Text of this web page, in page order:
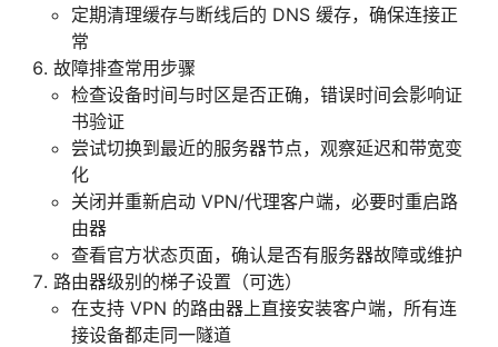
定期清理缓存与断线后的 DNS 缓存，确保连接正
常
故障排查常用步骤
检查设备时间与时区是否正确，错误时间会影响证
书验证
尝试切换到最近的服务器节点，观察延迟和带宽变
化
关闭并重新启动 VPN/代理客户端，必要时重启路
由器
查看官方状态页面，确认是否有服务器故障或维护
路由器级别的梯子设置（可选）
在支持 VPN 的路由器上直接安装客户端，所有连
接设备都走同一隧道